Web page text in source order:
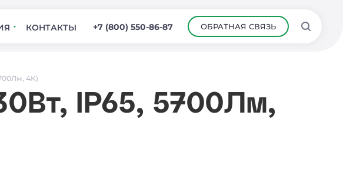
КОНТАКТЫ +7 (800) 550-86-87 ОБРАТНАЯ СВЯЗЬ
4К)
IP65, 5700Лм,